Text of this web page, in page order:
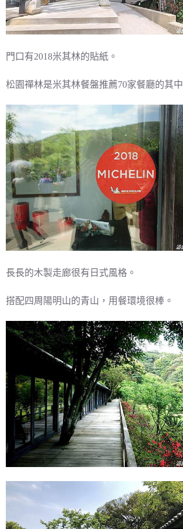
門口有2018米其林的貼紙。
松園禪林是米其林餐盤推薦70家餐廳的其中
長長的木製走廊很有日式風格。
搭配四周陽明山的青山，用餐環境很棒。